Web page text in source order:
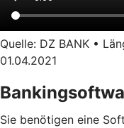
Quelle: DZ BANK •
01.04.2021
Sie benötigen eine